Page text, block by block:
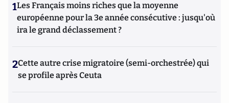
1Les Français moins riches que la moyenne
européenne pour la 3e année consécutive : jusqu'où
ira le grand déclassement ?
2Cette autre crise migratoire (semi-orchestrée) qui
se profile après Ceuta